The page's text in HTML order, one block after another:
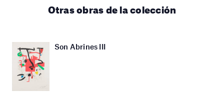
Otras obras de la colección
Son Abrines III